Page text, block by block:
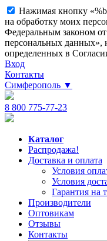
Нажимая кнопку
на обработку моих
Федеральным законом
персональных данных»,
определенных в
Вход
Контакты
Симферополь ▼
8 800 775-77-23
Каталог
Распродажа!
Доставка и оплата
Условия
Условия
Гарантия на
Производители
Оптовикам
Отзывы
Контакты